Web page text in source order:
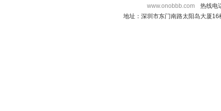
www.onobbb.com
热线电
地址：深圳市东门南路太阳岛大厦